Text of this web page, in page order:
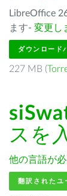
LibreOffice
ます- 変更し
ダウンロード
227 MB (
スを
他の言語が
翻訳されたユ